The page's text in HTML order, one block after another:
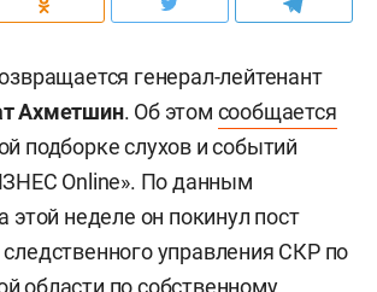
генерал-лейтенант
Ахметшин. Об этом сообщается
подборке слухов и событий
Online». По данным
этой неделе он покинул пост
управления СКР по
области по собственному